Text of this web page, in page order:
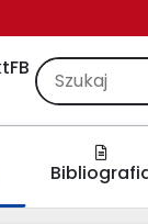
FB